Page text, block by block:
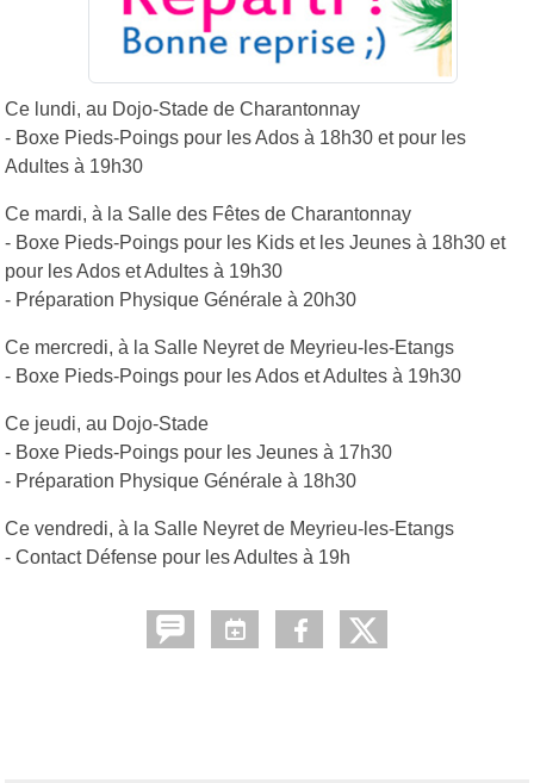
Ce lundi, au Dojo-Stade de Charantonnay
- Boxe Pieds-Poings pour les Ados à 18h30 et pour les
Adultes à 19h30
Ce mardi, à la Salle des Fêtes de Charantonnay
- Boxe Pieds-Poings pour les Kids et les Jeunes à 18h30 et
pour les Ados et Adultes à 19h30
- Préparation Physique Générale à 20h30
Ce mercredi, à la Salle Neyret de Meyrieu-les-Etangs
- Boxe Pieds-Poings pour les Ados et Adultes à 19h30
Ce jeudi, au Dojo-Stade
- Boxe Pieds-Poings pour les Jeunes à 17h30
- Préparation Physique Générale à 18h30
Ce vendredi, à la Salle Neyret de Meyrieu-les-Etangs
- Contact Défense pour les Adultes à 19h